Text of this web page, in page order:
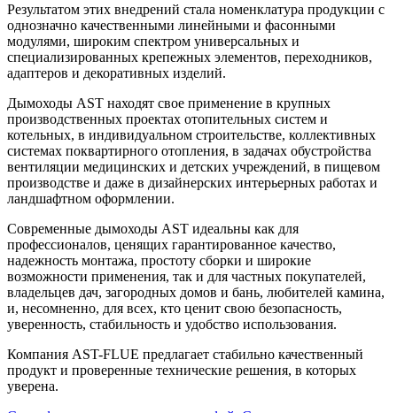
Результатом этих внедрений стала номенклатура продукции с
однозначно качественными линейными и фасонными
модулями, широким спектром универсальных и
специализированных крепежных элементов, переходников,
адаптеров и декоративных изделий.
Дымоходы AST находят свое применение в крупных
производственных проектах отопительных систем и
котельных, в индивидуальном строительстве, коллективных
системах поквартирного отопления, в задачах обустройства
вентиляции медицинских и детских учреждений, в пищевом
производстве и даже в дизайнерских интерьерных работах и
ландшафтном оформлении.
Современные дымоходы AST идеальны как для
профессионалов, ценящих гарантированное качество,
надежность монтажа, простоту сборки и широкие
возможности применения, так и для частных покупателей,
владельцев дач, загородных домов и бань, любителей камина,
и, несомненно, для всех, кто ценит свою безопасность,
уверенность, стабильность и удобство использования.
Компания AST-FLUE предлагает стабильно качественный
продукт и проверенные технические решения, в которых
уверена.